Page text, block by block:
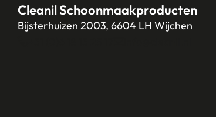
Cleanil Schoonmaakproducten
Bijsterhuizen 2003, 6604 LH Wijchen